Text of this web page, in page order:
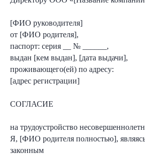
[ФИО руководителя]
от [ФИО родителя],
паспорт: серия __ № ______,
выдан [кем выдан], [дата выдачи],
проживающего(ей) по адресу:
[адрес регистрации]
СОГЛАСИЕ
на трудоустройство
Я, [ФИО родителя полностью],
законным